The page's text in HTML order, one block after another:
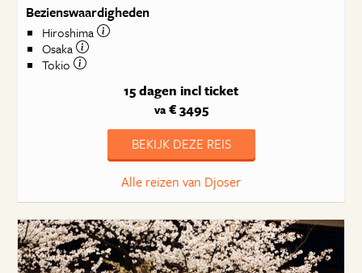
Bezienswaardigheden
Hiroshima
Osaka
Tokio
15 dagen incl ticket
va€ 3495
BEKIJK DEZE REIS
Alle reizen van Djoser